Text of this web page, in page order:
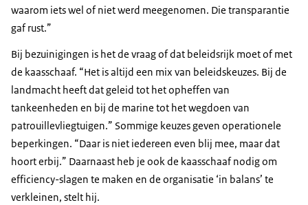
waarom iets wel of niet werd meegenomen. Die transparantie
gaf rust.”
Bij bezuinigingen is het de vraag of dat beleidsrijk moet of met
de kaasschaaf. “Het is altijd een mix van beleidskeuzes. Bij de
landmacht heeft dat geleid tot het opheffen van
tankeenheden en bij de marine tot het wegdoen van
patrouillevliegtuigen.” Sommige keuzes geven operationele
beperkingen. “Daar is niet iedereen even blij mee, maar dat
hoort erbij.” Daarnaast heb je ook de kaasschaaf nodig om
efficiency-slagen te maken en de organisatie ‘in balans’ te
verkleinen, stelt hij.